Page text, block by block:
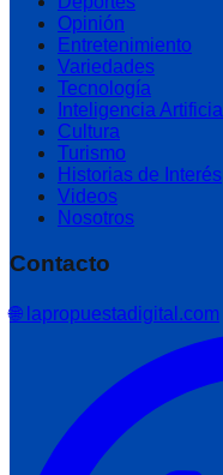
Opinión
Entretenimiento
Variedades
Tecnología
Inteligencia Artificial
Cultura
Turismo
Historias de Interés
Videos
Nosotros
Contacto
🌐 lapropuestadigital.com